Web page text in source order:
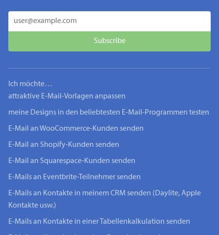
Ich möchte…
attraktive E-Mail-Vorlagen anpassen
meine Designs in den beliebtesten E-Mail-Programmen testen
E-Mail an WooCommerce-Kunden senden
E-Mail an Shopify-Kunden senden
E-Mail an Squarespace-Kunden senden
E-Mails an Eventbrite-Teilnehmer senden
E-Mails an Kontakte in meinem CRM senden (Daylite, Apple
Kontakte usw.)
E-Mails an Kontakte in einer Tabellenkalkulation senden